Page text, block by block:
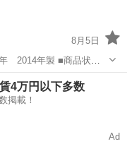
8月5日
現状渡し...
CWX
4万円以下多数
掲載！
Ad